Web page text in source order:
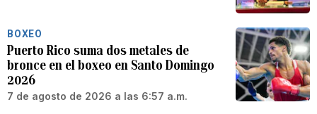
BOXEO
Puerto Rico suma dos metales de
bronce en el boxeo en Santo Domingo
2026
7 de agosto de 2026 a las 6:57 a.m.